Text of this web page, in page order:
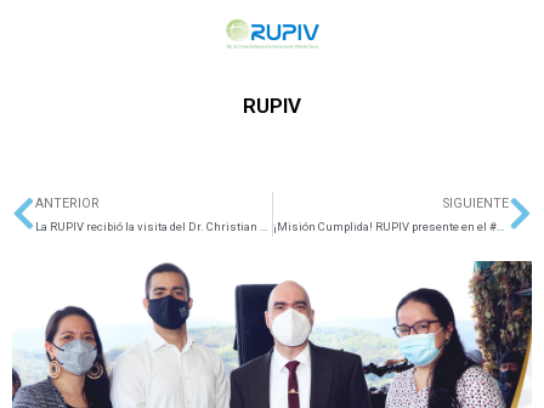
RUPIV
Ant
ANTERIOR SIGUIENTE
¡Misión Cumplida! RUPIV presente en el #ValleINNGlobalWeek